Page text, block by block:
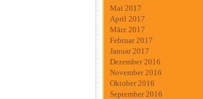
Mai 2017
April 2017
März 2017
Februar 2017
Januar 2017
Dezember 2016
November 2016
Oktober 2016
September 2016